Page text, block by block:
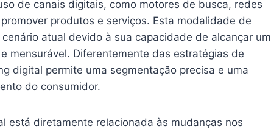
de canais digitais, como motores de busca, redes
produtos e serviços. Esta modalidade de
atual devido à sua capacidade de alcançar um
mensurável. Diferentemente das estratégias de
digital permite uma segmentação precisa e uma
do consumidor.
está diretamente relacionada às mudanças nos